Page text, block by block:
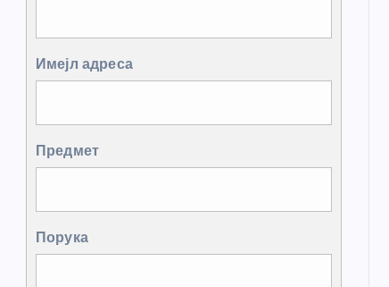
Имејл адреса
Предмет
Порука